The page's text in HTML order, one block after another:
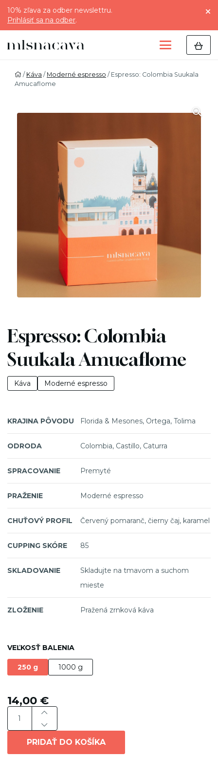
10% zľava za odber newslettru.
Prihlásiť sa na odber.
/ Káva / Moderné espresso / Espresso: Colombia Suukala
Amucaflome
Espresso: Colombia
Suukala Amucaflome
Káva Moderné espresso
KRAJINA PÔVODU Florida & Mesones, Ortega, Tolima
ODRODA Colombia, Castillo, Caturra
SPRACOVANIE Premyté
PRAŽENIE Moderné espresso
CHUŤOVÝ PROFIL Červený pomaranč, čierny čaj, karamel
CUPPING SKÓRE 85
SKLADOVANIE
Skladujte na tmavom a suchom
mieste
ZLOŽENIE Pražená zrnková káva
VEĽKOSŤ BALENIA
250 g 1000 g
14,00 €
PRIDAŤ DO KOŠÍKA